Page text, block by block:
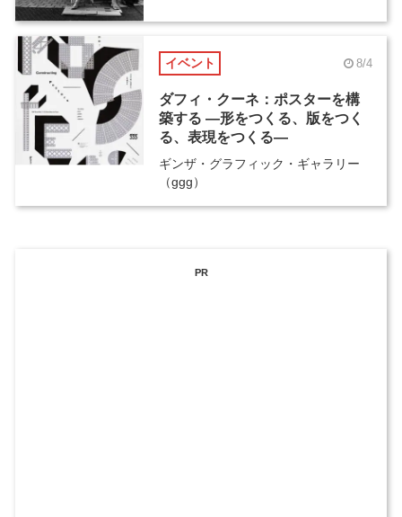
イベント 8/4
ダフィ・クーネ：ポスターを構
築する ―形をつくる、版をつく
る、表現をつくる―
ギンザ・グラフィック・ギャラリー
（ggg）
PR